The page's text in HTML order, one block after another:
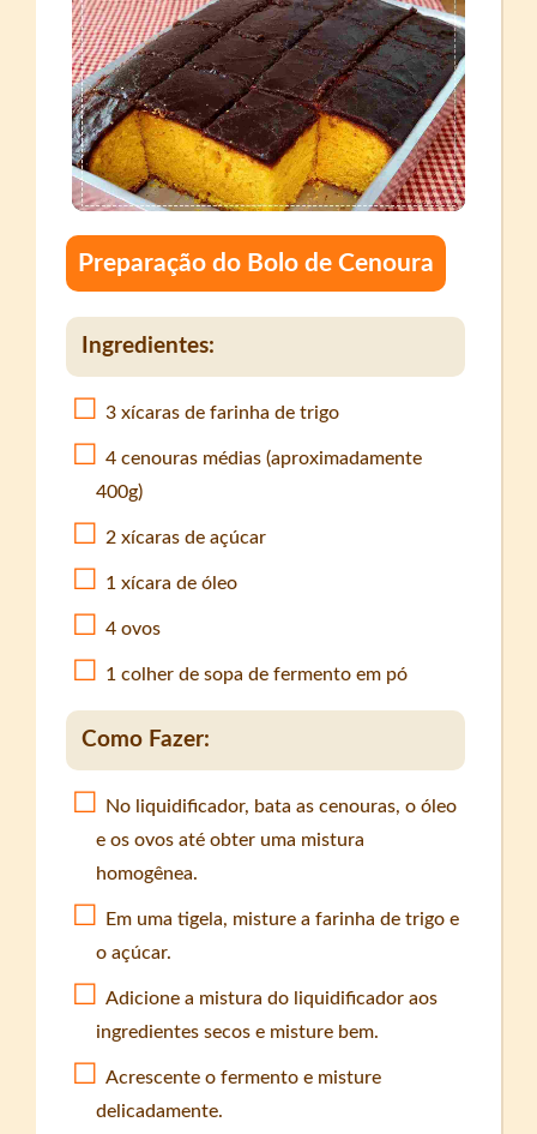
Preparação do Bolo de Cenoura
Ingredientes:
3 xícaras de farinha de trigo
4 cenouras médias (aproximadamente
400g)
2 xícaras de açúcar
1 xícara de óleo
4 ovos
1 colher de sopa de fermento em pó
Como Fazer:
No liquidificador, bata as cenouras, o óleo
e os ovos até obter uma mistura
homogênea.
Em uma tigela, misture a farinha de trigo e
o açúcar.
Adicione a mistura do liquidificador aos
ingredientes secos e misture bem.
Acrescente o fermento e misture
delicadamente.